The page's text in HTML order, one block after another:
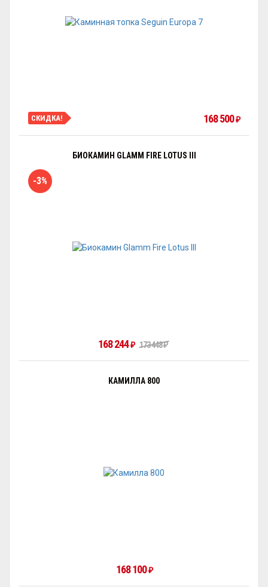
СКИДКА! 168 500₽
БИОКАМИН GLAMM FIRE LOTUS III
-3%
168 244₽ 173 448₽
КАМИЛЛА 800
168 100₽